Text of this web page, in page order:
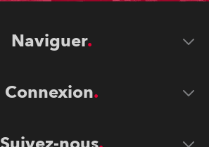
Naviguer
Connexion